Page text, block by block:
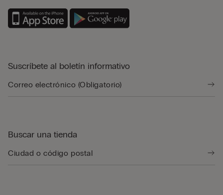
Suscríbete al boletín informativo
Buscar una tienda